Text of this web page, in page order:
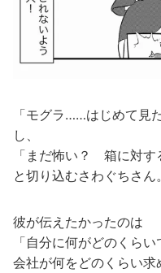
「モグラ……はじめて見
し、
「まだ怖い？ 箱に対す
と切り込むさわぐちさん。
彼が伝えたかったのは
「自分に何がどのくら
会社が何をどのくらい求